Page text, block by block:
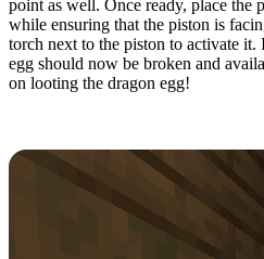
point as well. Once ready, place the
while ensuring that the piston is
torch next to the piston to activate
egg should now be broken and
on looting the dragon egg!